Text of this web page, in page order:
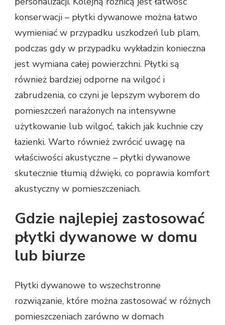
konserwacji – płytki dywanowe można łatwo
wymieniać w przypadku uszkodzeń lub plam,
podczas gdy w przypadku wykładzin konieczna
jest wymiana całej powierzchni. Płytki są
również bardziej odporne na wilgoć i
zabrudzenia, co czyni je lepszym wyborem do
pomieszczeń narażonych na intensywne
użytkowanie lub wilgoć, takich jak kuchnie czy
łazienki. Warto również zwrócić uwagę na
właściwości akustyczne – płytki dywanowe
skutecznie tłumią dźwięki, co poprawia komfort
akustyczny w pomieszczeniach.
Gdzie najlepiej zastosować
płytki dywanowe w domu
lub biurze
Płytki dywanowe to wszechstronne
rozwiązanie, które można zastosować w różnych
pomieszczeniach zarówno w domach